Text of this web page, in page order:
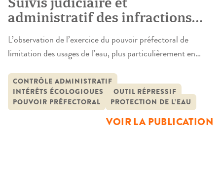
administratif des infractions
aux arrêtés préfectoraux de
limitation des usages de l’eau
en Côte d’Or au cours de la
période 2002-2005
L’observation de l’exercice du pouvoir préfectoral de
limitation des usages de l’eau, plus particulièrement en
administratives que judiciaires de la violation des arrêtés
édictés constituent un test de la volonté politique d’assurer
effectivement la préservation de l’eau et des écosystèmes
aquatiques. Elles permettent également d’apprécier
CONTRÔLE ADMINISTRATIF
INTÉRÊTS ÉCOLOGIQUES
OUTIL RÉPRESSIF
POUVOIR PRÉFECTORAL
PROTECTION DE L’EAU
VOIR LA PUBLICATION